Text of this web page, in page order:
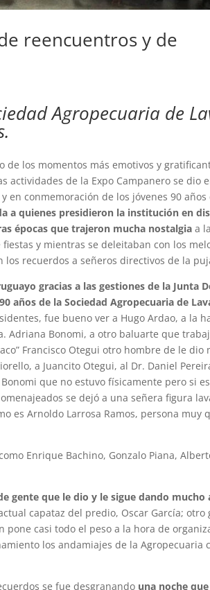
reencuentros y de
Agropecuaria de
de los momentos más emotivos y
actividades de la Expo Campanero se dio
en conmemoración de los jóvenes 90 años
a quienes presidieron la institución en
épocas que trajeron mucha nostalgia a
y mientras se deleitaban con los
recuerdos a señeros directivos de la
gracias a las gestiones de la Junta
años de la Sociedad Agropecuaria de
fue bueno ver a Hugo Ardao, a la
Adriana Bonomi, a otro baluarte que
Francisco Otegui otro hombre de le dio
a Juancito Otegui, al Dr. Daniel
que no estuvo físicamente pero si
se dejó a una señera figura
es Arnoldo Larrosa Ramos, persona muy
Enrique Bachino, Gonzalo Piana,
gente que le dio y le sigue dando
capataz del predio, Oscar García;
casi todo el peso a la hora de
los andamiajes de la Agropecuaria
se fue desgranando una noche